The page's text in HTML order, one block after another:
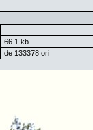
66.1 kb
de 133378 ori